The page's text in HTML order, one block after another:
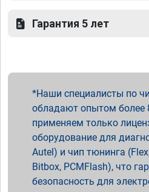
Гарантия 5 лет
Наши специалисты по
обладают опытом более
применяем только
оборудование для
Autel) и чип тюнинга
Bitbox, PCMFlash), что
безопасность для